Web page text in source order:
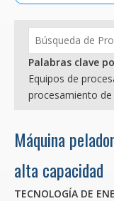
Palabras clave
Equipos de
procesamiento
Máquina
alta capacidad
TECNOLOGÍA DE